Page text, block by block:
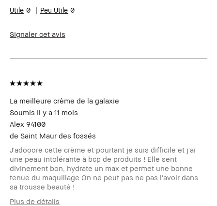
Vos problèmes de
peau
produits
récompense pour cet
Le Club Bobbi Brown
fidélité pour avoir rédigé cet
avis
0 0
Signaler cet avis
La meilleure crème de la galaxie
Soumis il y a 11 mois
Alex 94100
de Saint Maur des fossés
J'adooore cette crème et pourtant je suis difficile et j'ai
une peau intolérante à bcp de produits ! Elle sent
divinement bon, hydrate un max et permet une bonne
tenue du maquillage On ne peut pas ne pas l'avoir dans
sa trousse beauté !
Plus de détails